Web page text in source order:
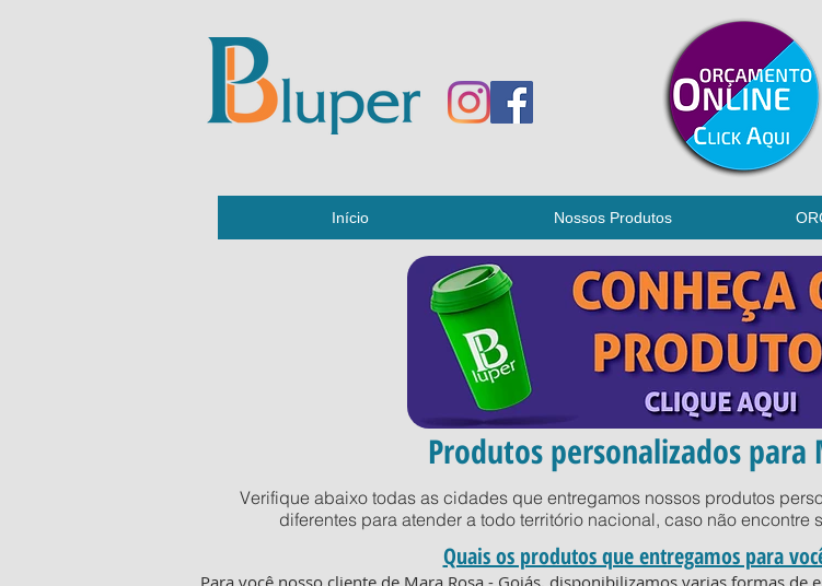
Início Nossos Produtos
Produtos personalizados para
Verifique abaixo todas as cidades que entregamos nossos produtos
diferentes para atender a todo território nacional, caso não
Quais os produtos que entregamos para
Para você nosso cliente de Mara Rosa - Goiás, disponibilizamos varias formas de